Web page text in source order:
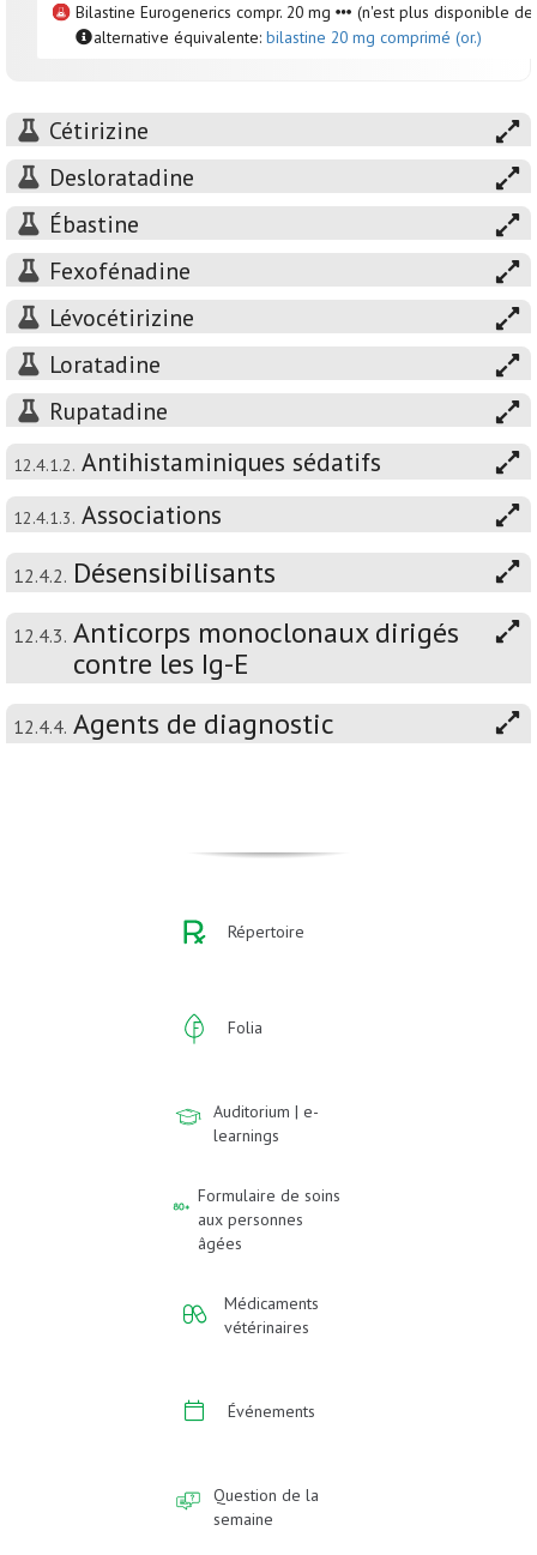
Bilastine Eurogenerics compr. 20 mg
(n'est plus disponible
alternative équivalente:bilastine 20 mg comprimé (or.)
Cétirizine
Desloratadine
Ébastine
Fexofénadine
Lévocétirizine
Loratadine
Rupatadine
12.4.1.2. Antihistaminiques sédatifs
12.4.1.3. Associations
12.4.2. Désensibilisants
12.4.3. Anticorps monoclonaux dirigés
contre les Ig-E
12.4.4. Agents de diagnostic
Répertoire
Folia
Auditorium | e-
learnings
Formulaire de soins
aux personnes
âgées
Médicaments
vétérinaires
Événements
Question de la
semaine